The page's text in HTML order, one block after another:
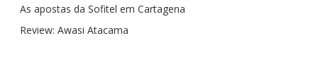
r
p
As apostas da Sofitel em Cartagena
Review: Awasi Atacama